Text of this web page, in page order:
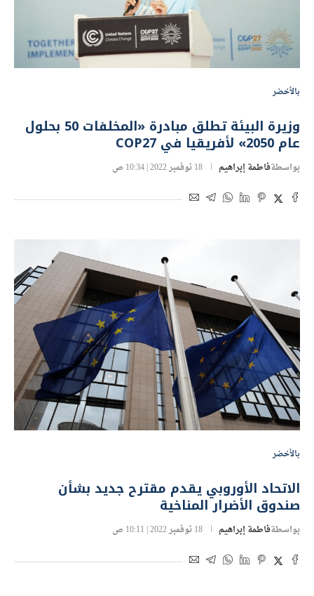
بالأخضر
وزيرة البيئة تطلق مبادرة «المخلفات 50 بحلول
عام 2050» لأفريقيا في COP27
بواسطةفاطمة إبراهيم 18 نوفمبر 2022 | 10:34 ص
بالأخضر
الاتحاد الأوروبي يقدم مقترح جديد بشأن
صندوق الأضرار المناخية
بواسطةفاطمة إبراهيم 18 نوفمبر 2022 | 10:11 ص